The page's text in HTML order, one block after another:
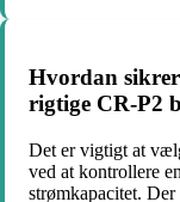
Hvordan
rigtige CR-P2
Det er vigtigt at
ved at kontrollere
strømkapacitet.